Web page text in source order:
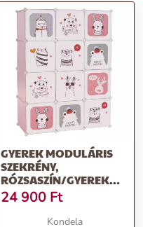
GYEREK MODULÁRIS
SZEKRÉNY,
RÓZSASZÍN/GYEREK
MINTA, NURMI
24 900 Ft
Kondela